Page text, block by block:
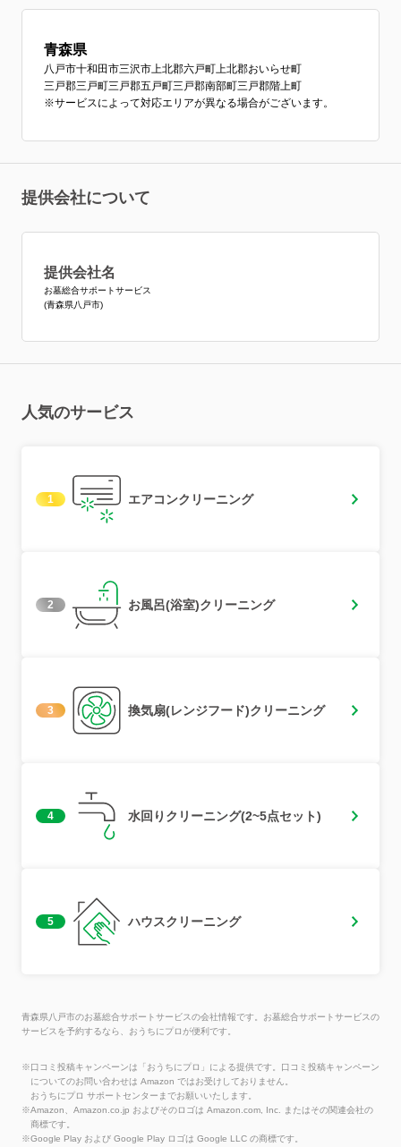
青森県
八戸市十和田市三沢市上北郡六戸町上北郡おいらせ町
三戸郡三戸町三戸郡五戸町三戸郡南部町三戸郡階上町
※サービスによって対応エリアが異なる場合がございます。
提供会社について
提供会社名
お墓総合サポートサービス
(青森県八戸市)
人気のサービス
1 エアコンクリーニング
2 お風呂(浴室)クリーニング
3 換気扇(レンジフード)クリーニング
4 水回りクリーニング(2~5点セット)
5 ハウスクリーニング
青森県八戸市のお墓総合サポートサービスの会社情報です。お墓総合サポートサービスの
サービスを予約するなら、おうちにプロが便利です。
※口コミ投稿キャンペーンは「おうちにプロ」による提供です。口コミ投稿キャンペーン
についてのお問い合わせは Amazon ではお受けしておりません。
おうちにプロ サポートセンターまでお願いいたします。
※Amazon、Amazon.co.jp およびそのロゴは Amazon.com, Inc. またはその関連会社の
商標です。
※Google Play および Google Play ロゴは Google LLC の商標です。